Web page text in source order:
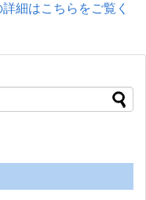
細はこちらをご覧く